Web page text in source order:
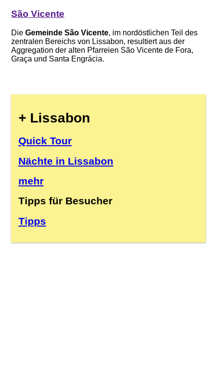
São Vicente
Die Gemeinde São Vicente, im nordöstlichen Teil des
zentralen Bereichs von Lissabon, resultiert aus der
Aggregation der alten Pfarreien São Vicente de Fora,
Graça und Santa Engrácia.
+ Lissabon
Quick Tour
Nächte in Lissabon
mehr
Tipps für Besucher
Tipps